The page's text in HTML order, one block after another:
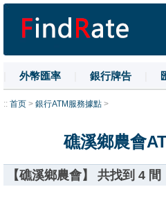
外幣匯率 銀行牌告
| 名詞解釋 | 換匯技巧
:: 首页 > 銀行ATM服務據點 >
礁溪鄉農會
【礁溪鄉農會】 共找到 4 間